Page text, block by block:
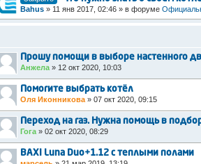
Bahus » 11 янв 2017, 02:46 » в форуме
Прошу помощи в выборе настенного
Анжела » 12 окт 2020, 10:03
Помогите выбрать котёл
Оля Иконникова » 07 окт 2020, 09:15
Переход на газ. Нужна помощь в
Гога » 02 окт 2020, 08:29
BAXI Luna Duo+1.12 с теплыми полами